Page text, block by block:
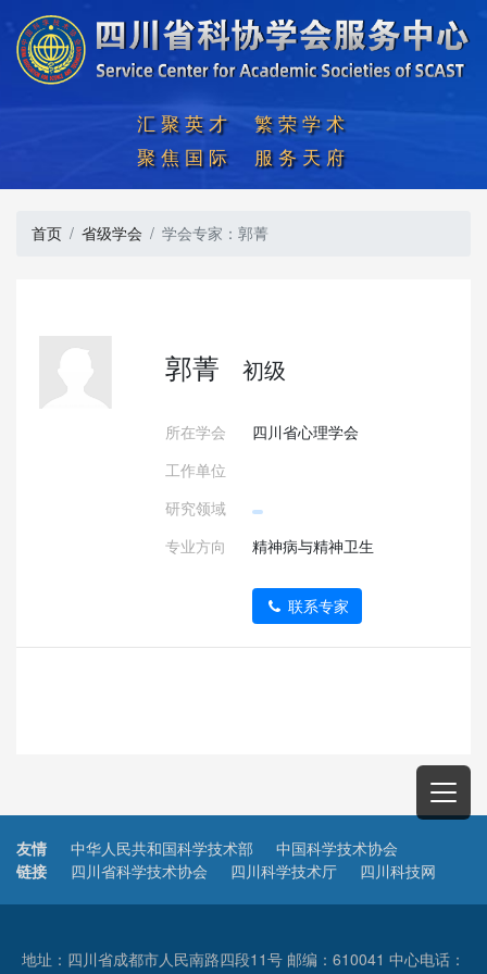
汇聚英才  繁荣学术
聚焦国际  服务天府
首页 省级学会 学会专家：郭菁
郭菁 初级
所在学会
四川省心理学会
工作单位
研究领域
专业方向
精神病与精神卫生
联系专家
友情
链接
中华人民共和国科学技术部
中国科学技术协会
四川省科学技术协会
四川科学技术厅 四川科技网
地址：四川省成都市人民南路四段11号 邮编：610041 中心电话：